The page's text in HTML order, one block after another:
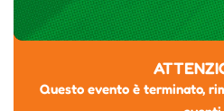
Questo evento è terminato,